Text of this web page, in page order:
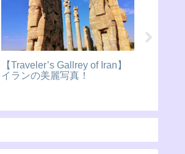
カンドヴァンをご紹介！！